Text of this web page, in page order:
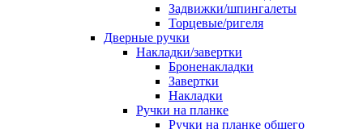
Задвижки/шпингалеты
Торцевые/ригеля
Дверные ручки
Накладки/завертки
Броненакладки
Завертки
Накладки
Ручки на планке
Ручки на планке общего